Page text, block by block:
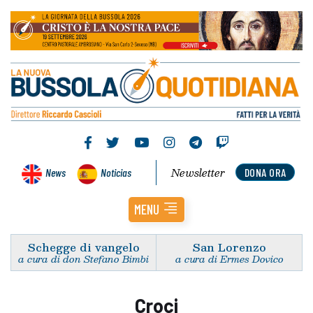
News Noticias DONA ORA
Newsletter
MENU
Schegge di vangelo
a cura di don Stefano Bimbi
San Lorenzo
a cura di Ermes Dovico
Croci